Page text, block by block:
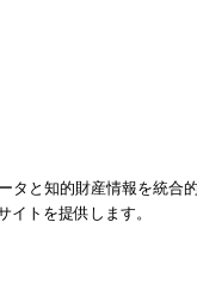
と知的財産情報を統
トを提供します。